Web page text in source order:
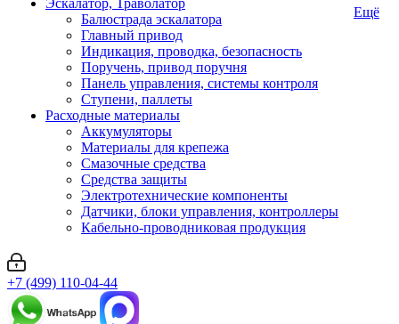
Эскалатор, Траволатор
Балюстрада эскалатора
Главный привод
Индикация, проводка, безопасность
Поручень, привод поручня
Панель управления, системы контроля
Ступени, паллеты
Расходные материалы
Аккумуляторы
Материалы для крепежа
Смазочные средства
Средства защиты
Электротехнические компоненты
Датчики, блоки управления, контроллеры
Кабельно-проводниковая продукция
Ещё
+7 (499) 110-04-44